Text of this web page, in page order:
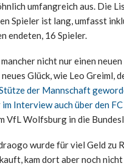
umfangreich aus. Die
Spieler ist lang, umfasst
endeten, 16 Spieler.
nicht nur einen
Glück, wie Leo Greiml,
der Mannschaft
im Interview auch über den
VfL Wolfsburg in die
wurde für viel Geld zu
kam dort aber noch